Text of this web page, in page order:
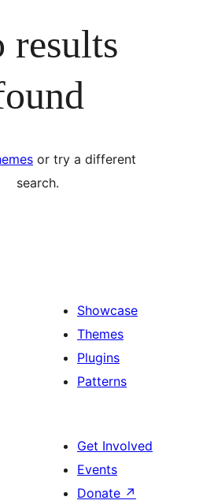
results
or try a different
search.
Showcase
Themes
Plugins
Patterns
Get Involved
Events
Donate ↗